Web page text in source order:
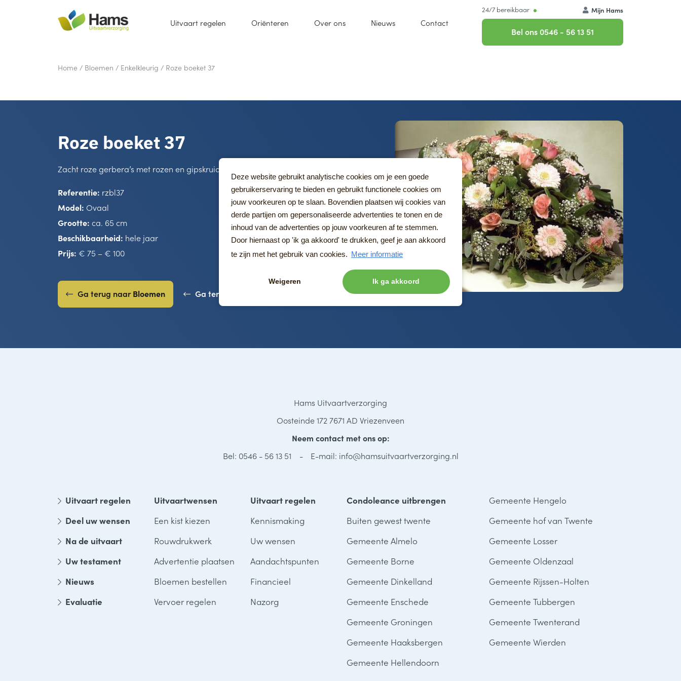
Deze website gebruikt analytische cookies om je een goede
gebruikerservaring te bieden en gebruikt functionele cookies om
jouw voorkeuren op te slaan. Bovendien plaatsen wij cookies van
derde partijen om gepersonaliseerde advertenties te tonen en de
inhoud van de advertenties op jouw voorkeuren af te stemmen.
Door hiernaast op 'ik ga akkoord' te drukken, geef je aan akkoord
te zijn met het gebruik van cookies. Meer informatie
Weigeren Ik ga akkoord
Uitvaart regelen Oriënteren Over ons Nieuws Contact
24/7 bereikbaar Mijn Hams
Bel ons 0546 - 56 13 51
Home / Bloemen / Enkelkleurig / Roze boeket 37
Roze boeket 37
Zacht roze gerbera’s met rozen en gipskruid.
Referentie: rzbl37
Model: Ovaal
Grootte: ca. 65 cm
Beschikbaarheid: hele jaar
Prijs: € 75 – € 100
Ga terug naarBloemen Ga terug naar
Hams Uitvaartverzorging
Oosteinde 172 7671 AD Vriezenveen
Neem contact met ons op:
Bel: 0546 - 56 13 51
E-mail: info@hamsuitvaartverzorging.nl
Uitvaart regelen
Deel uw wensen
Na de uitvaart
Uw testament
Nieuws
Evaluatie
Uitvaartwensen
Een kist kiezen
Rouwdrukwerk
Advertentie plaatsen
Bloemen bestellen
Vervoer regelen
Uitvaart regelen
Kennismaking
Uw wensen
Aandachtspunten
Financieel
Nazorg
Condoleance uitbrengen
Buiten gewest twente
Gemeente Almelo
Gemeente Borne
Gemeente Dinkelland
Gemeente Enschede
Gemeente Groningen
Gemeente Haaksbergen
Gemeente Hellendoorn
Gemeente Hengelo
Gemeente hof van Twente
Gemeente Losser
Gemeente Oldenzaal
Gemeente Rijssen-Holten
Gemeente Tubbergen
Gemeente Twenterand
Gemeente Wierden